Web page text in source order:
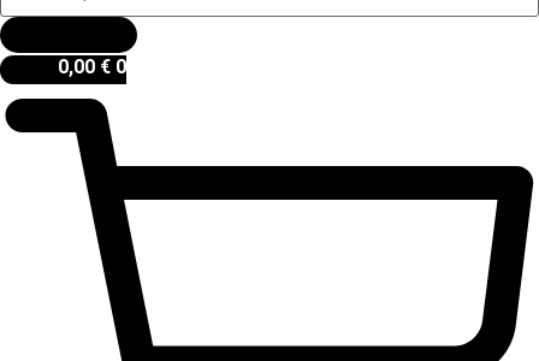
productos
0,00 € 0